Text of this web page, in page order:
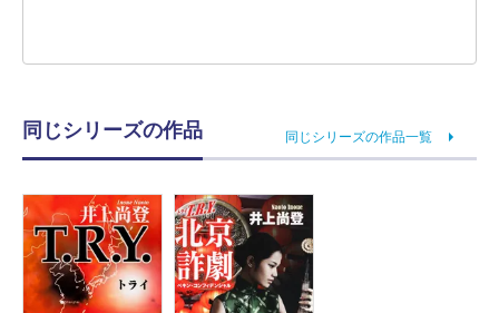
同じシリーズの作品 同じシリーズの作品一覧